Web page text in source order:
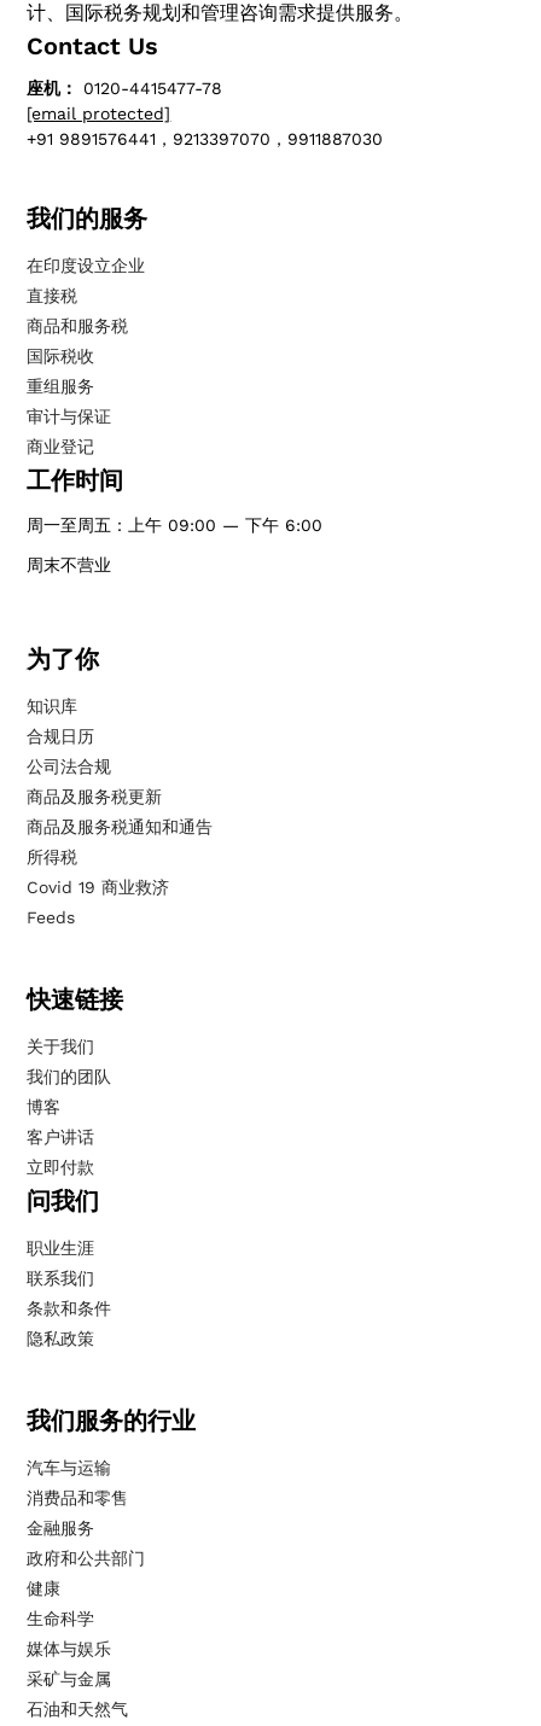
计、国际税务规划和管理咨询需求提供服务。
Contact Us
座机：
0120-4415477-78
[email protected]
+91 9891576441，9213397070，9911887030
我们的服务
在印度设立企业
直接税
商品和服务税
国际税收
重组服务
审计与保证
商业登记
工作时间
周一至周五：上午 09:00 — 下午 6:00
周末不营业
为了你
知识库
合规日历
公司法合规
商品及服务税更新
商品及服务税通知和通告
所得税
Covid 19 商业救济
Feeds
快速链接
关于我们
我们的团队
博客
客户讲话
立即付款
问我们
职业生涯
联系我们
条款和条件
隐私政策
我们服务的行业
汽车与运输
消费品和零售
金融服务
政府和公共部门
健康
生命科学
媒体与娱乐
采矿与金属
石油和天然气